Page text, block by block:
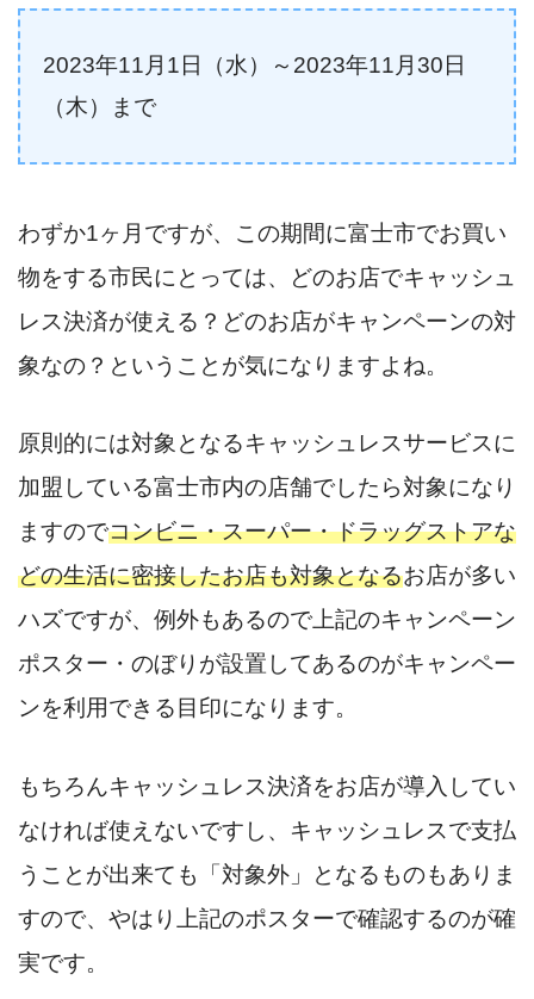
2023年11月1日（水）～2023年11月30日
（木）まで
わずか1ヶ月ですが、この期間に富士市でお買い
物をする市民にとっては、どのお店でキャッシュ
レス決済が使える？どのお店がキャンペーンの対
象なの？ということが気になりますよね。
原則的には対象となるキャッシュレスサービスに
加盟している富士市内の店舗でしたら対象になり
ますのでコンビニ・スーパー・ドラッグストアな
どの生活に密接したお店も対象となるお店が多い
ハズですが、例外もあるので上記のキャンペーン
ポスター・のぼりが設置してあるのがキャンペー
ンを利用できる目印になります。
もちろんキャッシュレス決済をお店が導入してい
なければ使えないですし、キャッシュレスで支払
うことが出来ても「対象外」となるものもありま
すので、やはり上記のポスターで確認するのが確
実です。